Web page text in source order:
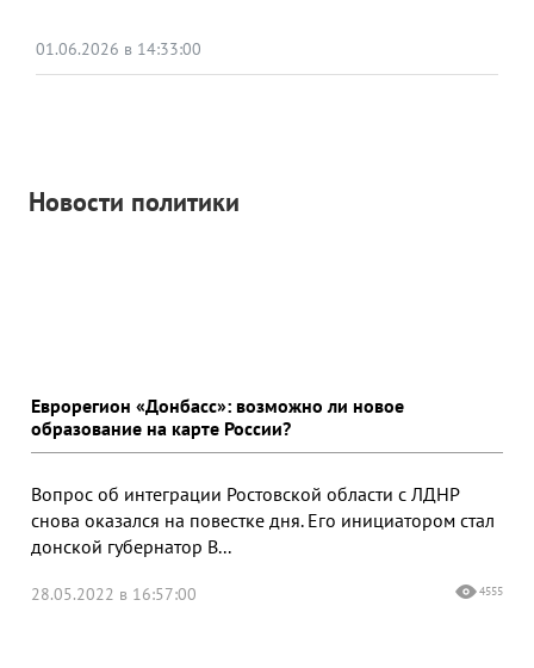
01.06.2026 в 14:33:00
Новости политики
Еврорегион «Донбасс»: возможно ли новое
образование на карте России?
Вопрос об интеграции Ростовской области с ЛДНР
снова оказался на повестке дня. Его инициатором стал
донской губернатор В...
28.05.2022 в 16:57:00 4555